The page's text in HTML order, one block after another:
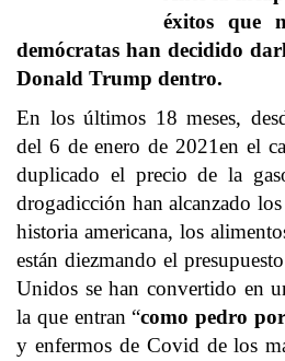
éxitos que
demócratas han decidido
Donald Trump dentro.
En los últimos 18 meses,
del 6 de enero de 2021en el
duplicado el precio de la
drogadicción han alcanzado
historia americana, los
están diezmando el
Unidos se han convertido en
la que entran “como pedro
y enfermos de Covid de los